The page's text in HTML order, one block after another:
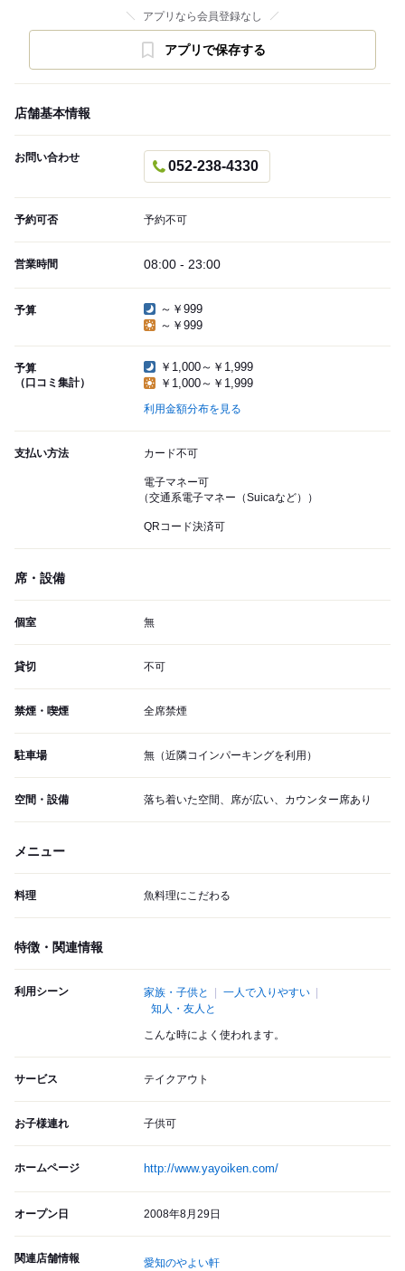
アプリなら会員登録なし
アプリで保存する
店舗基本情報
お問い合わせ
052-238-4330
予約可否 予約不可
営業時間 08:00 - 23:00
予算
～￥999
～￥999
予算
（口コミ集計）
￥1,000～￥1,999
￥1,000～￥1,999
利用金額分布を見る
支払い方法 カード不可
電子マネー可
（交通系電子マネー（Suicaなど））
QRコード決済可
席・設備
個室 無
貸切 不可
禁煙・喫煙 全席禁煙
駐車場 無（近隣コインパーキングを利用）
空間・設備 落ち着いた空間、席が広い、カウンター席あり
メニュー
料理 魚料理にこだわる
特徴・関連情報
利用シーン 家族・子供と
一人で入りやすい
知人・友人と
こんな時によく使われます。
サービス テイクアウト
お子様連れ 子供可
ホームページ http://www.yayoiken.com/
オープン日 2008年8月29日
関連店舗情報
愛知のやよい軒